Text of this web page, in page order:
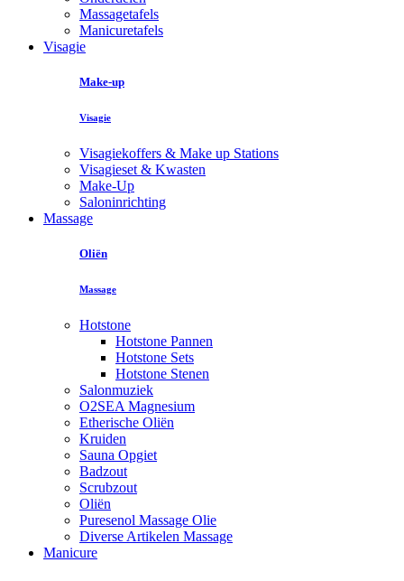
Massagetafels
Manicuretafels
Visagie
Make-up
Visagie
Visagiekoffers & Make up Stations
Visagieset & Kwasten
Make-Up
Saloninrichting
Massage
Oliën
Massage
Hotstone
Hotstone Pannen
Hotstone Sets
Hotstone Stenen
Salonmuziek
O2SEA Magnesium
Etherische Oliën
Kruiden
Sauna Opgiet
Badzout
Scrubzout
Oliën
Puresenol Massage Olie
Diverse Artikelen Massage
Manicure